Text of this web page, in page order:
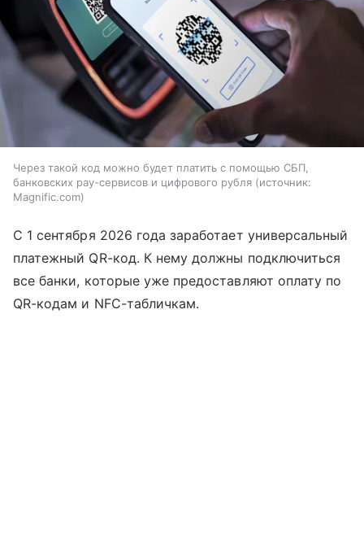
Через такой код можно будет платить с помощью СБП,
банковских pay-сервисов и цифрового рубля
источник:
Magnific.com
С 1 сентября 2026 года заработает универсальный
платежный QR-код. К нему должны подключиться
все банки, которые уже предоставляют оплату по
QR-кодам и NFC-табличкам.